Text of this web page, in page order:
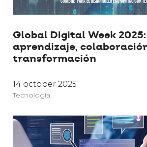
Global Digital Week 2025:
aprendizaje,
transformación
14 october 2025
Tecnología